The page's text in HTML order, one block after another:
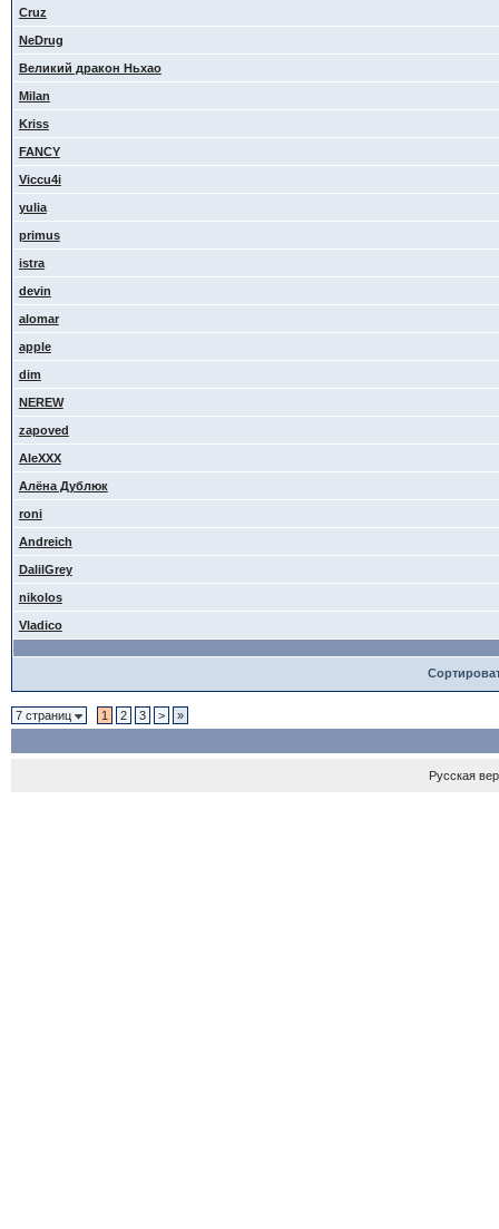
Cruz
NeDrug
Великий дракон Ньхао
Milan
Kriss
FANCY
Viccu4i
yulia
primus
istra
devin
alomar
apple
dim
NEREW
zapoved
AleXXX
Алёна Дублюк
roni
Andreich
DalilGrey
nikolos
Vladico
7 страниц 1 2 3 > »
Русская